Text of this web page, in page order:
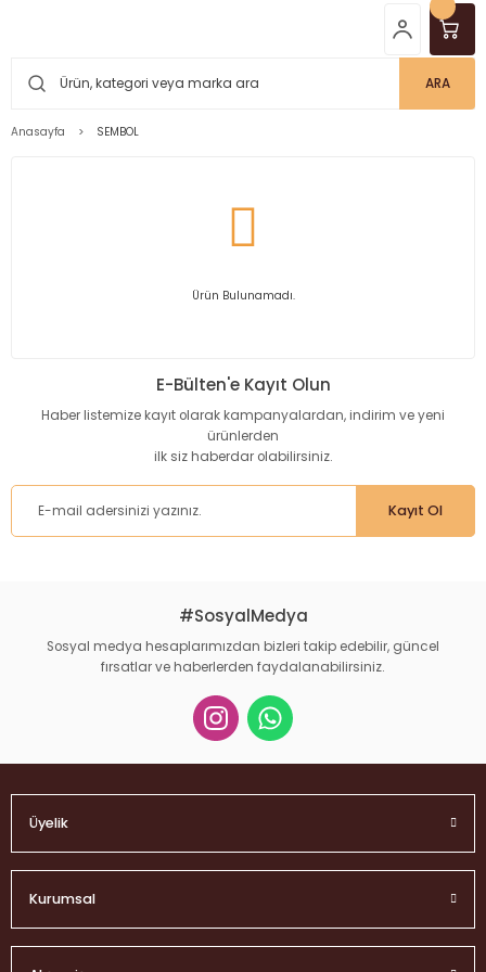
ARA
Anasayfa SEMBOL
Ürün Bulunamadı.
E-Bülten'e Kayıt Olun
Haber listemize kayıt olarak kampanyalardan, indirim ve yeni
ürünlerden
ilk siz haberdar olabilirsiniz.
Kayıt Ol
#SosyalMedya
Sosyal medya hesaplarımızdan bizleri takip edebilir, güncel
fırsatlar ve haberlerden faydalanabilirsiniz.
Üyelik
Kurumsal